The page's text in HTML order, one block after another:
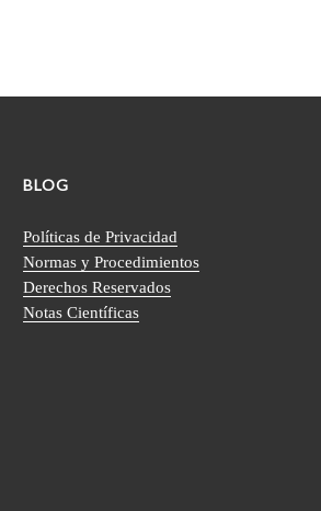
BLOG
Políticas de Privacidad
Normas y Procedimientos
Derechos Reservados
Notas Científicas